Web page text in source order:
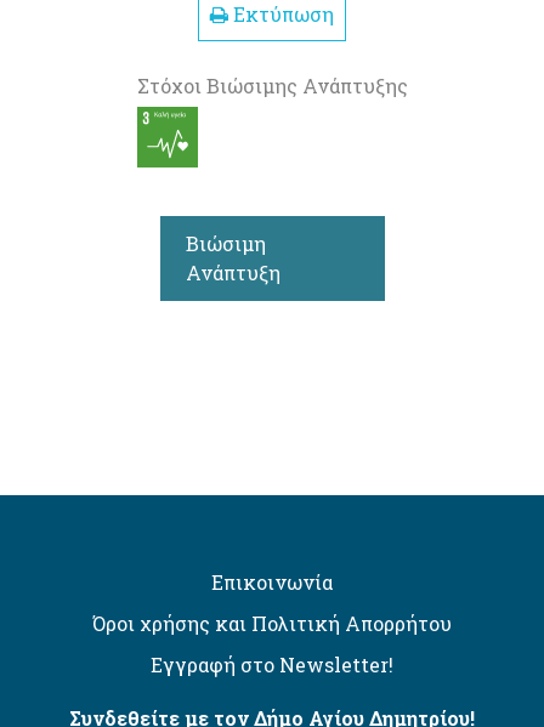
Εκτύπωση
Στόχοι Βιώσιμης Ανάπτυξης
Βιώσιμη
Ανάπτυξη
Επικοινωνία
Όροι χρήσης και Πολιτική Απορρήτου
Εγγραφή στο Newsletter!
Συνδεθείτε με τον Δήμο Αγίου Δημητρίου!